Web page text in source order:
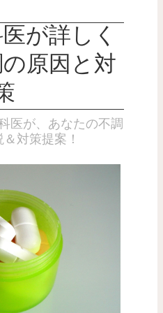
が詳しく
原因と対
医が、あなたの不調
対策提案！